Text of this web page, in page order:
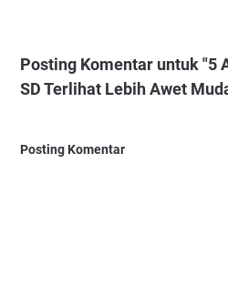
Posting Komentar untuk "5
SD Terlihat Lebih Awet
Posting Komentar